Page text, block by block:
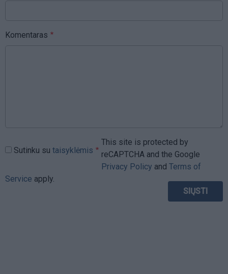
Komentaras
Sutinku su taisyklėmis
This site is protected by
reCAPTCHA and the Google
Privacy Policy and Terms of
Service apply.